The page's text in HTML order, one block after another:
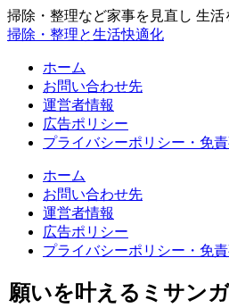
掃除・整理など家事を見直し 生活
掃除・整理と生活快適化
ホーム
お問い合わせ先
運営者情報
広告ポリシー
プライバシーポリシー・免
ホーム
お問い合わせ先
運営者情報
広告ポリシー
プライバシーポリシー・免
願いを叶えるミサン